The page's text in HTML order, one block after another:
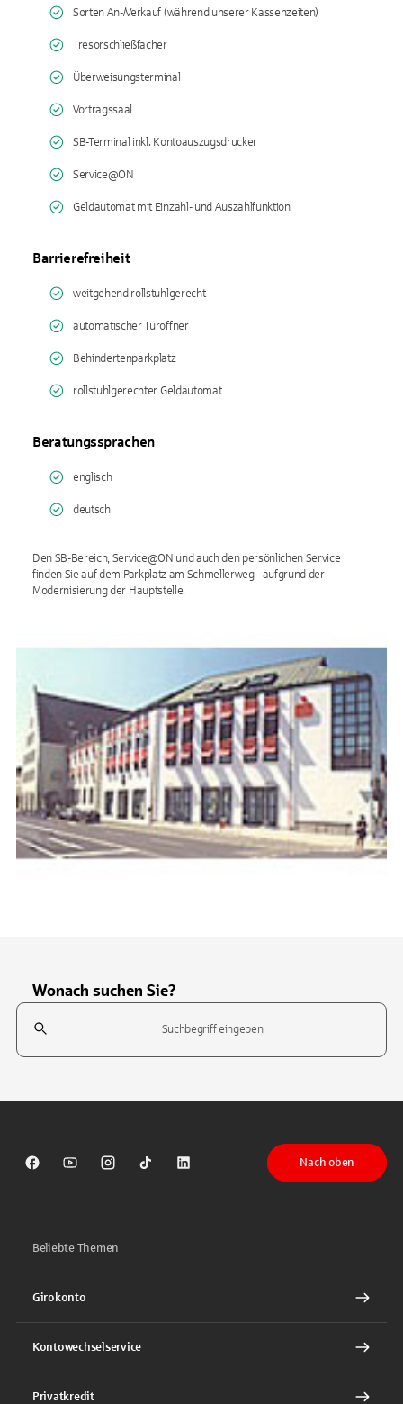
Sorten An-/Verkauf (während unserer Kassenzeiten)
Tresorschließfächer
Überweisungsterminal
Vortragssaal
SB-Terminal inkl. Kontoauszugsdrucker
Service@ON
Geldautomat mit Einzahl- und Auszahlfunktion
Barrierefreiheit
weitgehend rollstuhlgerecht
automatischer Türöffner
Behindertenparkplatz
rollstuhlgerechter Geldautomat
Beratungssprachen
englisch
deutsch
Den SB-Bereich, Service@ON und auch den persönlichen Service
finden Sie auf dem Parkplatz am Schmellerweg - aufgrund der
Modernisierung der Hauptstelle.
Wonach suchen Sie?
Suchfeld
Sparkasse auf Facebook
Sparkasse auf Youtube
Sparkasse auf Instagram
Sparkasse auf TikTok
Sparkasse auf LinkedIn
Nach oben
Beliebte Themen
Girokonto
Kontowechselservice
Privatkredit